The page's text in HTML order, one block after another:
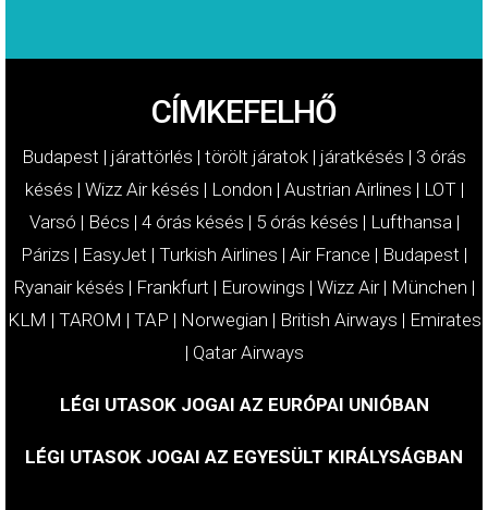
CÍMKEFELHŐ
Budapest | járattörlés | törölt járatok | járatkésés | 3 órás
késés | Wizz Air késés | London | Austrian Airlines | LOT|
Varsó | Bécs | 4 órás késés | 5 órás késés | Lufthansa |
Párizs | EasyJet | Turkish Airlines | Air France | Budapest |
Ryanair késés | Frankfurt | Eurowings | Wizz Air| München |
KLM | TAROM | TAP | Norwegian | British Airways | Emirates
| Qatar Airways
LÉGI UTASOK JOGAI AZ EURÓPAI UNIÓBAN
LÉGI UTASOK JOGAI AZ EGYESÜLT KIRÁLYSÁGBAN